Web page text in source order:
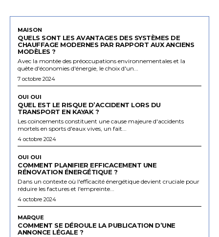
MAISON
QUELS SONT LES AVANTAGES DES SYSTÈMES DE
CHAUFFAGE MODERNES PAR RAPPORT AUX ANCIENS
MODÈLES ?
Avec la montée des préoccupations environnementales et la
quête d'économies d'énergie, le choix d'un...
7 octobre 2024
OUI OUI
QUEL EST LE RISQUE D’ACCIDENT LORS DU
TRANSPORT EN KAYAK ?
Les coincements constituent une cause majeure d'accidents
mortels en sports d'eaux vives, un fait...
4 octobre 2024
OUI OUI
COMMENT PLANIFIER EFFICACEMENT UNE
RÉNOVATION ÉNERGÉTIQUE ?
Dans un contexte où l'efficacité énergétique devient cruciale pour
réduire les factures et l'empreinte...
4 octobre 2024
MARQUE
COMMENT SE DÉROULE LA PUBLICATION D’UNE
ANNONCE LÉGALE ?